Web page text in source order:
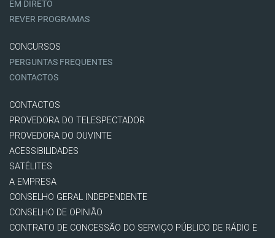
EM DIRETO
REVER PROGRAMAS
CONCURSOS
PERGUNTAS FREQUENTES
CONTACTOS
CONTACTOS
PROVEDORA DO TELESPECTADOR
PROVEDORA DO OUVINTE
ACESSIBILIDADES
SATÉLITES
A EMPRESA
CONSELHO GERAL INDEPENDENTE
CONSELHO DE OPINIÃO
CONTRATO DE CONCESSÃO DO SERVIÇO PÚBLICO DE RÁDIO E